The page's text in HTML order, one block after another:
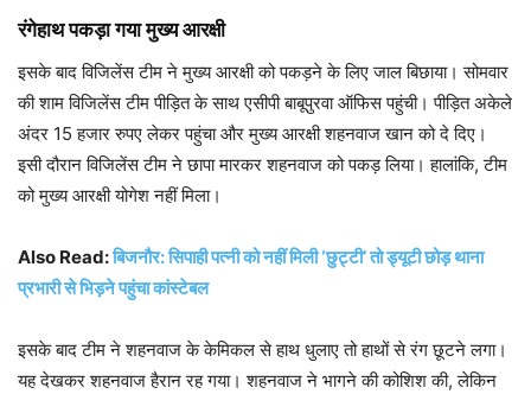
रंगेहाथ पकड़ा गया मुख्य आरक्षी
इसके बाद विजिलेंस टीम ने मुख्य आरक्षी को पकड़ने के लिए जाल बिछाया। सोमवार
की शाम विजिलेंस टीम पीड़ित के साथ एसीपी बाबूपुरवा ऑफिस पहुंची। पीड़ित अकेले
अंदर 15 हजार रुपए लेकर पहुंचा और मुख्य आरक्षी शहनवाज खान को दे दिए।
इसी दौरान विजिलेंस टीम ने छापा मारकर शहनवाज को पकड़ लिया। हालांकि, टीम
को मुख्य आरक्षी योगेश नहीं मिला।
Also Read:बिजनौर: सिपाही पत्नी को नहीं मिली ‘छुट्टी’ तो ड्यूटी छोड़ थाना
प्रभारी से भिड़ने पहुंचा कांस्टेबल
इसके बाद टीम ने शहनवाज के केमिकल से हाथ धुलाए तो हाथों से रंग छूटने लगा।
यह देखकर शहनवाज हैरान रह गया। शहनवाज ने भागने की कोशिश की, लेकिन